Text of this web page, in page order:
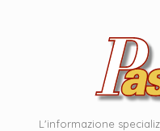
L'informazione